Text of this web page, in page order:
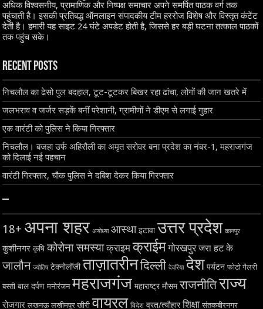
अधिक विश्वसनीय, प्रामाणिक और निष्पक्ष समाचार अपने समर्पित पाठक वर्ग तक
पहुंचाती है। इसकी प्रतिबद्ध ऑनलाइन संपादकीय टीम हररोज विशेष और विस्तृत कंटेंट
देती है। हमारी यह साइट 24 घंटे अपडेट होती है, जिससे हर बड़ी घटना तत्काल पाठकों
तक पहुंच सके।
Recent Posts
निचलौल का ढेसो पुल बदहाल, टूट-टूटकर बिखर रहा ढांचा, लोगों की जान खतरे में
जलभराव व जर्जर सड़कें बनीं परेशानी, ग्रामीणों ने डीएम से लगाई गुहार
एक वारंटी को पुलिस ने किया गिरफ्तार
निचलौल। बजहा उर्फ अहिरौली का अमृत सरोवर बना प्रदेश का नंबर-1, महराजगंज
को दिलाई नई पहचान
वारंटी गिरफ्तार, चौक पुलिस ने दबिश देकर किया गिरफ्तार
–
18+ अपना शहर अयोध्या आस्था इटावा उत्तर प्रदेश कानपुर
कुशीनगर कृषि कोरोना समस्या क्राइम क्राईम गोरखपुर जरा हट के
जालौन ज्योतिष टेक्नोलॉजी ताज़ातरीनदिल्ली देवरिया देश पर्यटन फोटो गैलरी
बस्ती बाल दर्पण मनोरंजन महराजगंज महाराष्ट्र मौसम राजनीतिराज्य
रोजगार लखनऊ लखीमपुर खीरी वायरल विदेश व्रत/त्यौहार शिक्षा संतकबीरनगर